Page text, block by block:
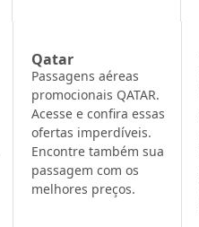
Qatar
Passagens aéreas
promocionais QATAR.
Acesse e confira essas
ofertas imperdíveis.
Encontre também sua
passagem com os
melhores preços.